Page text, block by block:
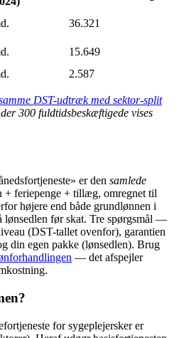
36.321
15.649
2.587
DST-udtræk med sektor-split
300 fuldtidsbeskæftigede vises
er den samlede
+ feriepenge + tillæg, omregnet til
højere end både grundlønnen i
lønsedlen før skat. Tre spørgsmål —
(DST-tallet ovenfor), garantien
din egen pakke (lønsedlen). Brug
— det afspejler
for sygeplejersker er